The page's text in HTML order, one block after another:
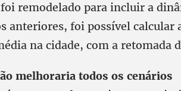
remodelado para incluir a
anteriores, foi possível calcular
na cidade, com a retomada
melhoraria todos os cenários